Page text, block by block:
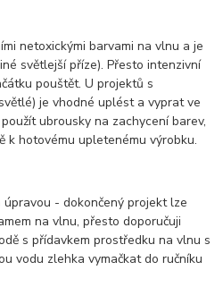
netoxickými barvami na vlnu a je
světlejší příze). Přesto intenzivní
pouštět. U projektů s
je vhodné uplést a vyprat ve
ubrousky na zachycení barev,
k hotovému upletenému výrobku.
úpravou - dokončený projekt lze
na vlnu, přesto doporučuji
s přídavkem prostředku na vlnu s
vodu zlehka vymačkat do ručníku